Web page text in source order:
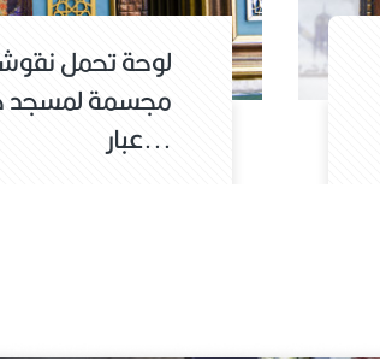
لوحة تحمل قطعة من الرخام
و قطعة من السجاد الخاص